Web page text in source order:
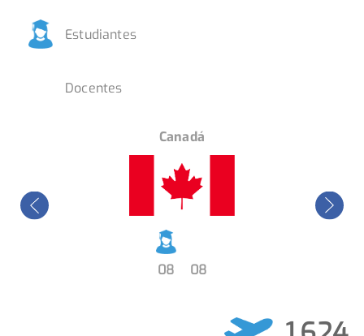
Estudiantes
Docentes
EE.UU
1149 110